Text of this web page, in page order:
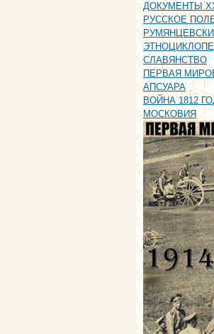
ДОКУМЕНТЫ
РУССКОЕ
СЛАВЯНСТВО
ПЕРВАЯ
АПСУАРА
ВОЙНА 1812
МОСКОВИЯ